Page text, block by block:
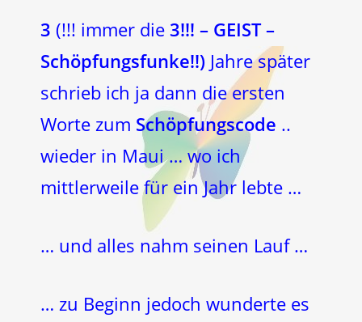
3 (!!! immer die 3!!! – GEIST –
Schöpfungsfunke!!) Jahre später
schrieb ich ja dann die ersten
Worte zum Schöpfungscode ..
wieder in Maui … wo ich
mittlerweile für ein Jahr lebte …
… und alles nahm seinen Lauf …
… zu Beginn jedoch wunderte es